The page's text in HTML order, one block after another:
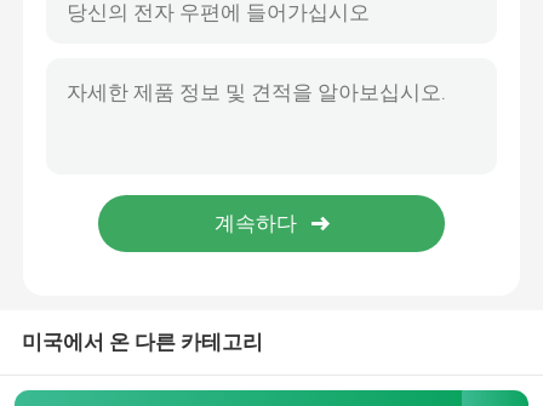
볼 밸브를 표류시키기
트러니언은 볼 밸브를 탑재했습니다
전동볼 밸브
금속실 볼 밸브
미국에서 온 다른 카테고리